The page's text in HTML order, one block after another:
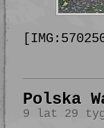
Polska
9 lat 29